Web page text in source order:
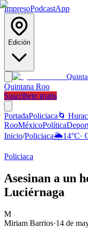
ImpresoPodcastApp
Edición
Quinta
Quintana Roo
Suscríbete gratis
PortadaPoliciaca 🌀
RooMéxicoPolítica
Inicio/Policiaca🌦️14°C·
Policiaca
Asesinan a un
Luciérnaga
M
Miriam Barrios·14 de